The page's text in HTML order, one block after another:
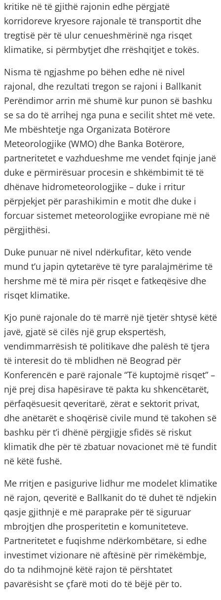
kritike në të gjithë rajonin edhe përgjatë
korridoreve kryesore rajonale të transportit dhe
tregtisë për të ulur cenueshmërinë nga risqet
klimatike, si përmbytjet dhe rrëshqitjet e tokës.
Nisma të ngjashme po bëhen edhe në nivel
rajonal, dhe rezultati tregon se rajoni i Ballkanit
Perëndimor arrin më shumë kur punon së bashku
se sa do të arrihej nga puna e secilit shtet më vete.
Me mbështetje nga Organizata Botërore
Meteorologjike (WMO) dhe Banka Botërore,
partneritetet e vazhdueshme me vendet fqinje janë
duke e përmirësuar procesin e shkëmbimit të të
dhënave hidrometeorologjike – duke i rritur
përpjekjet për parashikimin e motit dhe duke i
forcuar sistemet meteorologjike evropiane më në
përgjithësi.
Duke punuar në nivel ndërkufitar, këto vende
mund t’u japin qytetarëve të tyre paralajmërime të
hershme më të mira për risqet e fatkeqësive dhe
risqet klimatike.
Kjo punë rajonale do të marrë një tjetër shtysë këtë
javë, gjatë së cilës një grup ekspertësh,
vendimmarrësish të politikave dhe palësh të tjera
të interesit do të mblidhen në Beograd për
Konferencën e parë rajonale “Të kuptojmë risqet” –
një prej disa hapësirave të pakta ku shkencëtarët,
përfaqësuesit qeveritarë, zërat e sektorit privat,
dhe anëtarët e shoqërisë civile mund të takohen së
bashku për t’i dhënë përgjigje sfidës së riskut
klimatik dhe për të zbatuar novacionet më të fundit
në këtë fushë.
Me rritjen e pasigurive lidhur me modelet klimatike
në rajon, qeveritë e Ballkanit do të duhet të ndjekin
qasje gjithnjë e më paraprake për të siguruar
mbrojtjen dhe prosperitetin e komuniteteve.
Partneritetet e fuqishme ndërkombëtare, si edhe
investimet vizionare në aftësinë për rimëkëmbje,
do ta ndihmojnë këtë rajon të përshtatet
pavarësisht se çfarë moti do të bëjë për to.